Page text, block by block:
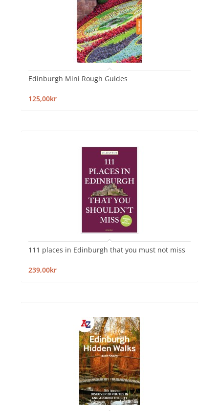
Edinburgh Mini Rough Guides
125,00kr
111 places in Edinburgh that you must not miss
239,00kr